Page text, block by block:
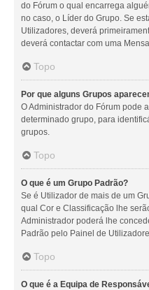
do Fórum o qual encarrega
no caso, o Líder do Grupo. Se
Utilizadores, deverá
deverá contactar com uma
Topo
Por que alguns Grupos
O Administrador do Fórum pode
determinado grupo, para
grupos.
Topo
O que é um Grupo Padrão?
Se é Utilizador de mais de um
qual Cor e Classificação lhe
Administrador poderá lhe
Padrão pelo Painel de
Topo
O que é a Equipa de